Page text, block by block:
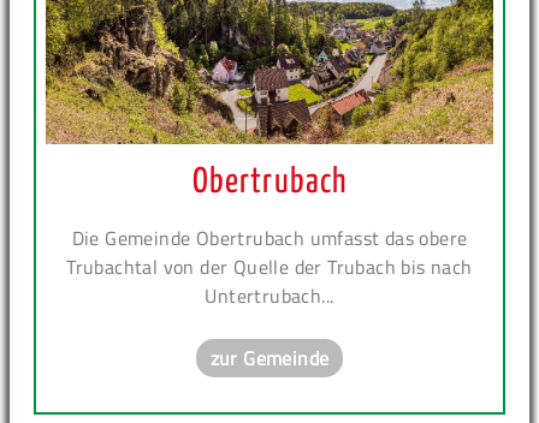
Obertrubach
Die Gemeinde Obertrubach umfasst das obere
Trubachtal von der Quelle der Trubach bis nach
Untertrubach...
zur Gemeinde